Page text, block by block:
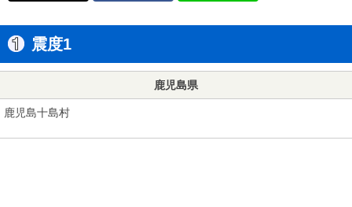
震度1
鹿児島県
鹿児島十島村